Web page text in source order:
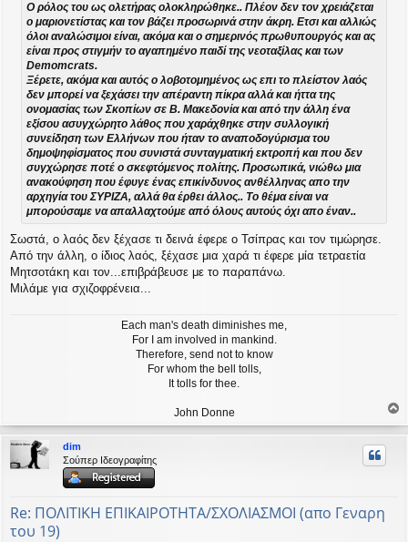
σΟ ρόλος του ως ολετήρας ολοκληρώθηκε.. Πλέον δεν τον χρειάζεται
ο μαριονετίστας και τον βάζει προσωρινά στην άκρη. Ετσι και αλλιώς
όλοι αναλώσιμοι είναι, ακόμα και ο σημερινός πρωθυπουργός και ας
είναι προς στιγμήν το αγαπημένο παιδί της νεοταξίλας και των
Demomcrats.
Ξέρετε, ακόμα και αυτός ο λοβοτομημένος ως επι το πλείστον λαός
δεν μπορεί να ξεχάσει την απέραντη πίκρα αλλά και ήττα της
ονομασίας των Σκοπίων σε Β. Μακεδονία και από την άλλη ένα
εξίσου ασυγχώρητο λάθος που χαράχθηκε στην συλλογική
συνείδηση των Ελλήνων που ήταν το αναποδογύρισμα του
δημοψηφίσματος που συνιστά συνταγματική εκτροπή και που δεν
συγχώρησε ποτέ ο σκεφτόμενος πολίτης. Προσωπικά, νιώθω μια
ανακούφηση που έφυγε ένας επικίνδυνος ανθέλληνας απο την
αρχηγία του ΣΥΡΙΖΑ, αλλά θα έρθει άλλος.. Το θέμα είναι να
μπορούσαμε να απαλλαχτούμε από όλους αυτούς όχι απο έναν..
Σωστά, ο λαός δεν ξέχασε τι δεινά έφερε ο Τσίπρας και τον τιμώρησε.
Από την άλλη, ο ίδιος λαός, ξέχασε μια χαρά τι έφερε μία τετραετία
Μητσοτάκη και τον...επιβράβευσε με το παραπάνω.
Μιλάμε για σχιζοφρένεια...
Each man's death diminishes me,
For I am involved in mankind.
Therefore, send not to know
For whom the bell tolls,
It tolls for thee.
John Donne
ρ
dim
Σούπερ Ιδεογραφίτης
Re: ΠΟΛΙΤΙΚΗ ΕΠΙΚΑΙΡΟΤΗΤΑ/ΣΧΟΛΙΑΣΜΟΙ (απο Γεναρη
του 19)